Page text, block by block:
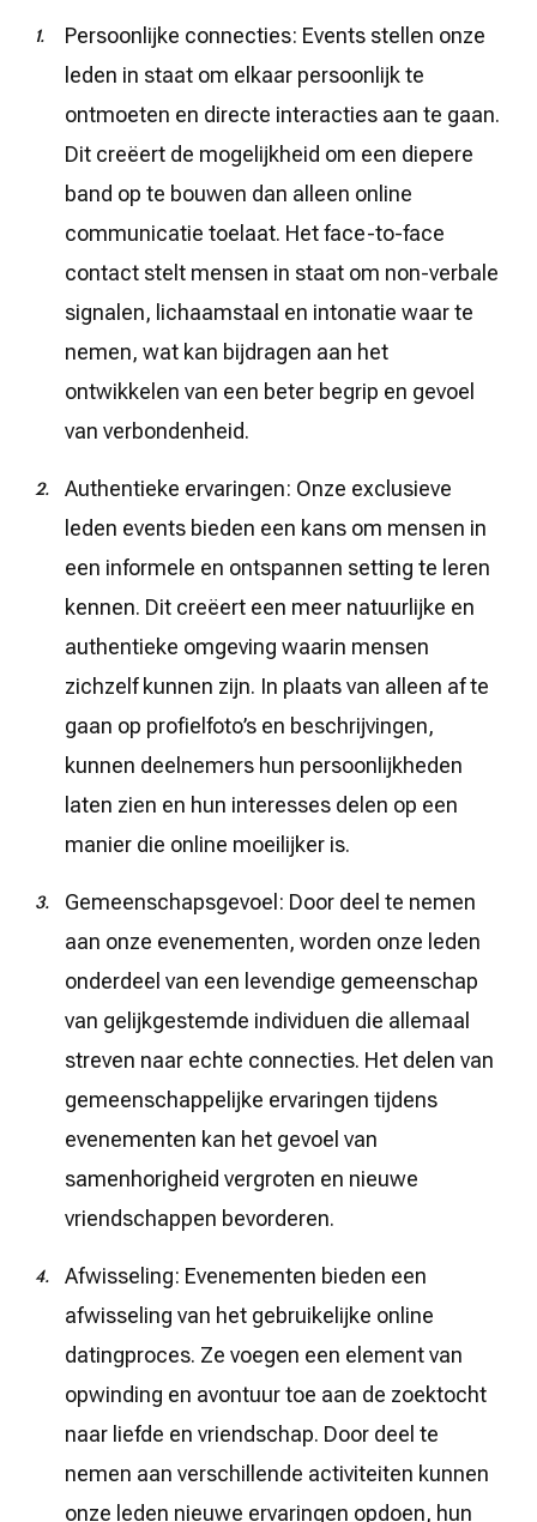
Persoonlijke connecties: Events stellen onze
leden in staat om elkaar persoonlijk te
ontmoeten en directe interacties aan te gaan.
Dit creëert de mogelijkheid om een diepere
band op te bouwen dan alleen online
communicatie toelaat. Het face-to-face
contact stelt mensen in staat om non-verbale
signalen, lichaamstaal en intonatie waar te
nemen, wat kan bijdragen aan het
ontwikkelen van een beter begrip en gevoel
van verbondenheid.
Authentieke ervaringen: Onze exclusieve
leden events bieden een kans om mensen in
een informele en ontspannen setting te leren
kennen. Dit creëert een meer natuurlijke en
authentieke omgeving waarin mensen
zichzelf kunnen zijn. In plaats van alleen af te
gaan op profielfoto’s en beschrijvingen,
kunnen deelnemers hun persoonlijkheden
laten zien en hun interesses delen op een
manier die online moeilijker is.
Gemeenschapsgevoel: Door deel te nemen
aan onze evenementen, worden onze leden
onderdeel van een levendige gemeenschap
van gelijkgestemde individuen die allemaal
streven naar echte connecties. Het delen van
gemeenschappelijke ervaringen tijdens
evenementen kan het gevoel van
samenhorigheid vergroten en nieuwe
vriendschappen bevorderen.
Afwisseling: Evenementen bieden een
afwisseling van het gebruikelijke online
datingproces. Ze voegen een element van
opwinding en avontuur toe aan de zoektocht
naar liefde en vriendschap. Door deel te
nemen aan verschillende activiteiten kunnen
onze leden nieuwe ervaringen opdoen, hun